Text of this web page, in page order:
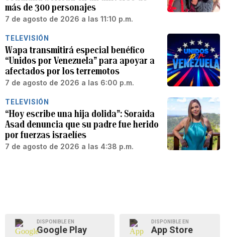
más de 300 personajes
7 de agosto de 2026 a las 11:10 p.m.
TELEVISIÓN
Wapa transmitirá especial benéfico
“Unidos por Venezuela” para apoyar a
afectados por los terremotos
7 de agosto de 2026 a las 6:00 p.m.
TELEVISIÓN
“Hoy escribe una hija dolida”: Soraida
Asad denuncia que su padre fue herido
por fuerzas israelíes
7 de agosto de 2026 a las 4:38 p.m.
DISPONIBLE EN
Google Play
DISPONIBLE EN
App Store